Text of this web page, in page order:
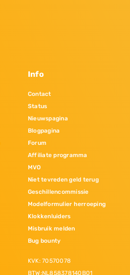
Info
Contact
Status
Nieuwspagina
Blogpagina
Forum
Affiliate programma
MVO
Niet tevreden geld terug
Geschillencommissie
Modelformulier herroeping
Klokkenluiders
Misbruik melden
Bug bounty
KVK: 70570078
BTW:NL858378140B01